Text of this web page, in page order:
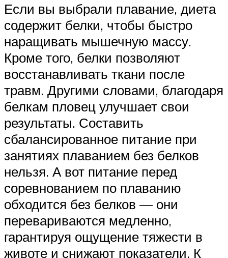
Если вы выбрали плавание, диета
содержит белки, чтобы быстро
наращивать мышечную массу.
Кроме того, белки позволяют
восстанавливать ткани после
травм. Другими словами, благодаря
белкам пловец улучшает свои
результаты. Составить
сбалансированное питание при
занятиях плаванием без белков
нельзя. А вот питание перед
соревнованием по плаванию
обходится без белков — они
перевариваются медленно,
гарантируя ощущение тяжести в
животе и снижают показатели. К